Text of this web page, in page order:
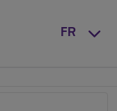
FR